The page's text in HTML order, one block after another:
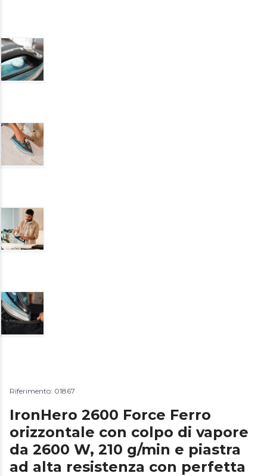
Riferimento: 01867
IronHero 2600 Force Ferro
orizzontale con colpo di vapore
da 2600 W, 210 g/min e piastra
ad alta resistenza con perfetta